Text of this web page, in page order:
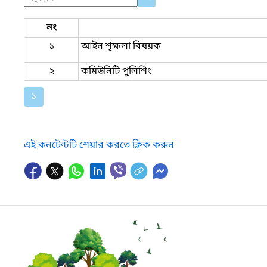
নং
১
আইন শৃক্ষলা বিষয়ক
২
কমিউনিটি পুলিশিং
১
এই কনটেন্টটি শেয়ার করতে ক্লিক করুন